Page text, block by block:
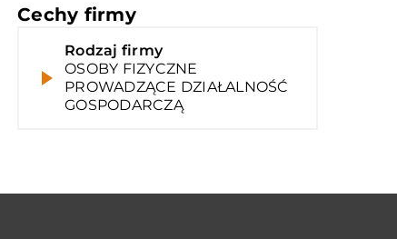
Cechy firmy
Rodzaj firmy
OSOBY FIZYCZNE
PROWADZĄCE DZIAŁALNOŚĆ
GOSPODARCZĄ